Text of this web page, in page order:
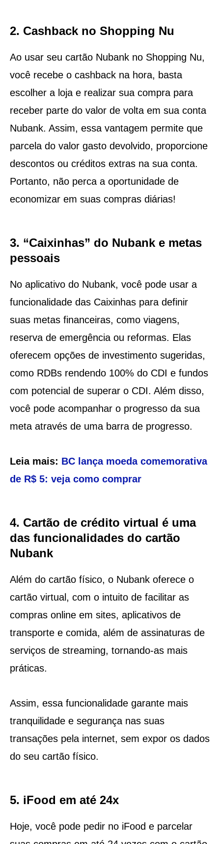
2. Cashback no Shopping Nu
Ao usar seu cartão Nubank no Shopping Nu,
você recebe o cashback na hora, basta
escolher a loja e realizar sua compra para
receber parte do valor de volta em sua conta
Nubank. Assim, essa vantagem permite que
parcela do valor gasto devolvido, proporcione
descontos ou créditos extras na sua conta.
Portanto, não perca a oportunidade de
economizar em suas compras diárias!
3. “Caixinhas” do Nubank e metas
pessoais
No aplicativo do Nubank, você pode usar a
funcionalidade das Caixinhas para definir
suas metas financeiras, como viagens,
reserva de emergência ou reformas. Elas
oferecem opções de investimento sugeridas,
como RDBs rendendo 100% do CDI e fundos
com potencial de superar o CDI. Além disso,
você pode acompanhar o progresso da sua
meta através de uma barra de progresso.
Leia mais: BC lança moeda comemorativa
de R$ 5: veja como comprar
4. Cartão de crédito virtual é uma
das funcionalidades do cartão
Nubank
Além do cartão físico, o Nubank oferece o
cartão virtual, com o intuito de facilitar as
compras online em sites, aplicativos de
transporte e comida, além de assinaturas de
serviços de streaming, tornando-as mais
práticas.
Assim, essa funcionalidade garante mais
tranquilidade e segurança nas suas
transações pela internet, sem expor os dados
do seu cartão físico.
5. iFood em até 24x
Hoje, você pode pedir no iFood e parcelar